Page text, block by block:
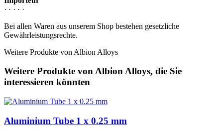
· · · · ·
Bei allen Waren aus unserem Shop bestehen gesetzliche
Gewährleistungsrechte.
Weitere Produkte von Albion Alloys
Weitere Produkte von Albion Alloys, die Sie
interessieren könnten
Aluminium Tube 1 x 0.25 mm